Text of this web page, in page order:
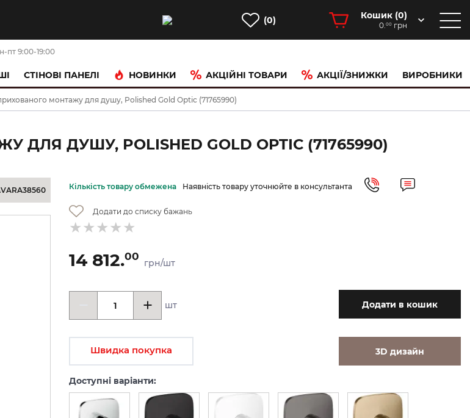
(0) Кошик (0)
0.00 грн
пт 9:00-19:00
CТІНОВІ ПАНЕЛІ НОВИНКИ АКЦІЙНІ ТОВАРИ АКЦІЇ/ЗНИЖКИ ВИРОБНИКИ
монтажу для душу, Polished Gold Optic (71765990)
ДУШУ, POLISHED GOLD OPTIC (71765990)
Кількість товару обмежена Наявність товару уточнюйте в консультанта
Додати до списку бажань
14 812.00
грн/шт
шт Додати в кошик
Швидка покупка 3D дизайн
Доступні варіанти: